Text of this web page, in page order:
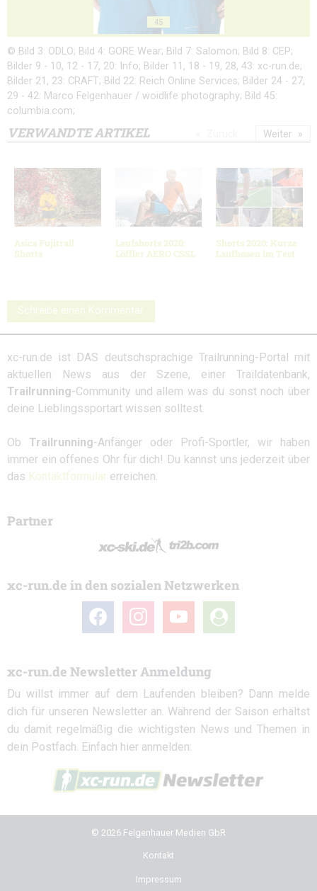
45
© Bild 3: ODLO; Bild 4: GORE Wear; Bild 7: Salomon; Bild 8: CEP;
Bilder 9 - 10, 12 - 17, 20: Info; Bilder 11, 18 - 19, 28, 43: xc-run.de;
Bilder 21, 23: CRAFT; Bild 22: Reich Online Services; Bilder 24 - 27,
29 - 42: Marco Felgenhauer / woidlife photography; Bild 45:
columbia.com;
VERWANDTE ARTIKEL
Asics Fujitrail
Shorts
Laufshorts 2020:
Löffler AERO CSSL
Shorts 2020: Kurze
Laufhosen im Test
Weiter
Schreibe einen Kommentar
xc-run.de ist DAS deutschsprachige Trailrunning-Portal mit
aktuellen News aus der Szene, einer Traildatenbank,
Trailrunning-Community und allem was du sonst noch über
deine Lieblingssportart wissen solltest.
Ob Trailrunning-Anfänger oder Profi-Sportler, wir haben
immer ein offenes Ohr für dich! Du kannst uns jederzeit über
das Kontaktformular erreichen.
Partner
xc-run.de in den sozialen Netzwerken
facebook instagram youtube
user-
circle
xc-run.de Newsletter Anmeldung
Du willst immer auf dem Laufenden bleiben? Dann melde
dich für unseren Newsletter an. Während der Saison erhältst
du damit regelmäßig die wichtigsten News und Themen in
dein Postfach. Einfach hier anmelden:
© 2026 Felgenhauer Medien GbR
Kontakt
Impressum